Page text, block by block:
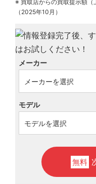
※ 買取店からの買取提示額（
（2025年10月）
メーカー
モデル
無料